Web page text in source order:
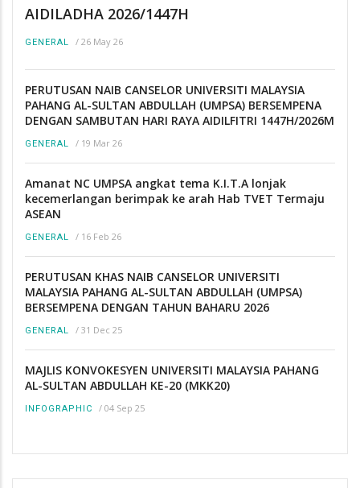
AIDILADHA 2026/1447H
GENERAL / 26 May 26
PERUTUSAN NAIB CANSELOR UNIVERSITI MALAYSIA
PAHANG AL-SULTAN ABDULLAH (UMPSA) BERSEMPENA
DENGAN SAMBUTAN HARI RAYA AIDILFITRI 1447H/2026M
GENERAL / 19 Mar 26
Amanat NC UMPSA angkat tema K.I.T.A lonjak
kecemerlangan berimpak ke arah Hab TVET Termaju
ASEAN
GENERAL / 16 Feb 26
PERUTUSAN KHAS NAIB CANSELOR UNIVERSITI
MALAYSIA PAHANG AL-SULTAN ABDULLAH (UMPSA)
BERSEMPENA DENGAN TAHUN BAHARU 2026
GENERAL / 31 Dec 25
MAJLIS KONVOKESYEN UNIVERSITI MALAYSIA PAHANG
AL-SULTAN ABDULLAH KE-20 (MKK20)
INFOGRAPHIC / 04 Sep 25